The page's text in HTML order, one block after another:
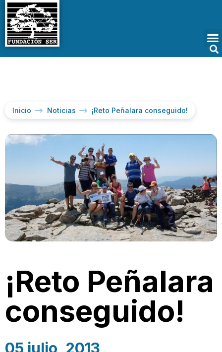
Inicio Noticias ¡Reto Peñalara conseguido!
¡Reto Peñalara
conseguido!
05 julio, 2013